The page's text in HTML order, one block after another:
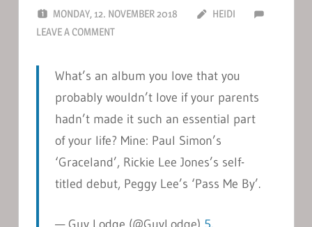
MONDAY, 12. NOVEMBER 2018
HEIDI
LEAVE A COMMENT
What’s an album you love that you
probably wouldn’t love if your parents
hadn’t made it such an essential part
of your life? Mine: Paul Simon’s
‘Graceland’, Rickie Lee Jones’s self-
titled debut, Peggy Lee’s ‘Pass Me By’.